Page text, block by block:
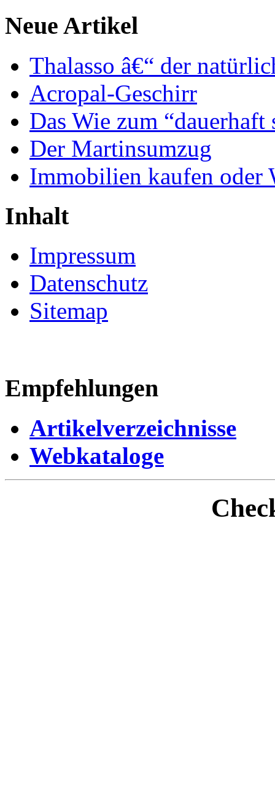
Neue Artikel
Thalasso â€“ der
Acropal-Geschirr
Das Wie zum
Der Martinsumzug
Immobilien kaufen oder
Inhalt
Impressum
Datenschutz
Sitemap
Empfehlungen
Artikelverzeichnisse
Webkataloge